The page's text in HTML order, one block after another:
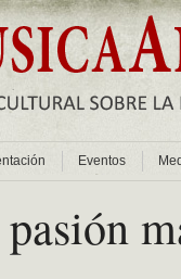
Eventos